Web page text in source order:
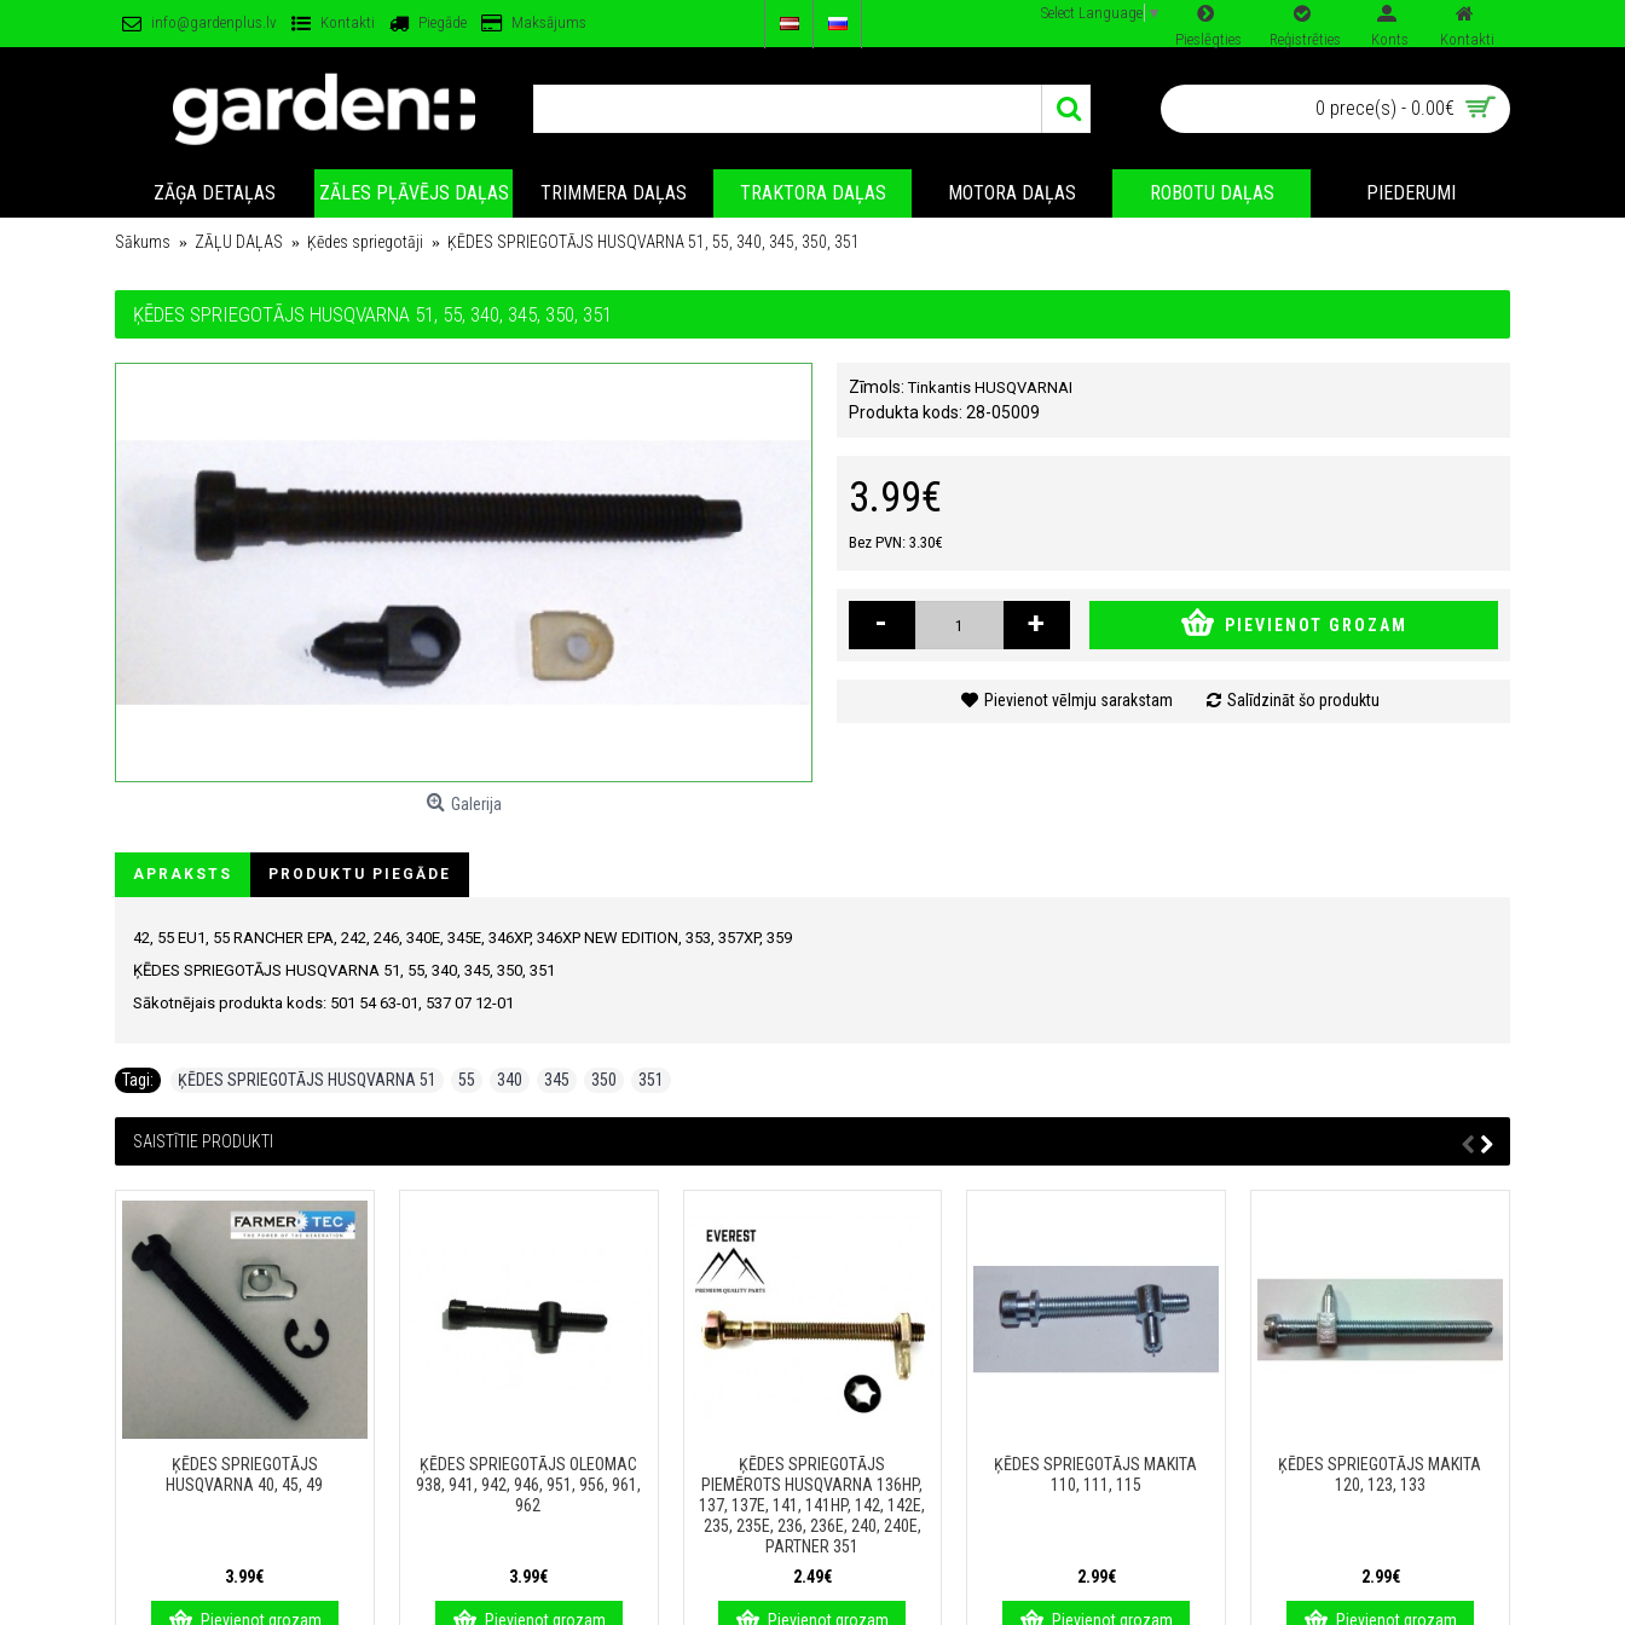
info@gardenplus.lv Kontakti Piegāde Maksājums
Select Language ▼
Pieslēgties
Reģistrēties Konts Kontakti
0 prece(s) - 0.00€
ZĀĢA DETAĻAS ZĀLES PĻĀVĒJS DAĻAS TRIMMERA DAĻAS TRAKTORA DAĻAS MOTORA DAĻAS ROBOTU DAĻAS PIEDERUMI
Sākums ZĀĻU DAĻAS Ķēdes spriegotāji ĶĒDES SPRIEGOTĀJS HUSQVARNA 51, 55, 340, 345, 350, 351
ĶĒDES SPRIEGOTĀJS HUSQVARNA 51, 55, 340, 345, 350, 351
Galerija
Zīmols:Tinkantis HUSQVARNAI
Produkta kods: 28-05009
3.99€
Bez PVN: 3.30€
- + PIEVIENOT GROZAM
Pievienot vēlmju sarakstam Salīdzināt šo produktu
APRAKSTS PRODUKTU PIEGĀDE
42, 55 EU1, 55 RANCHER EPA, 242, 246, 340E, 345E, 346XP, 346XP NEW EDITION, 353, 357XP, 359
ĶĒDES SPRIEGOTĀJS HUSQVARNA 51, 55, 340, 345, 350, 351
Sākotnējais produkta kods: 501 54 63-01, 537 07 12-01
Tagi: ĶĒDES SPRIEGOTĀJS HUSQVARNA 51 55 340 345 350 351
SAISTĪTIE PRODUKTI
ĶĒDES SPRIEGOTĀJS
HUSQVARNA 40, 45, 49
3.99€
Pievienot grozam
ĶĒDES SPRIEGOTĀJS OLEOMAC
938, 941, 942, 946, 951, 956, 961,
962
3.99€
Pievienot grozam
ĶĒDES SPRIEGOTĀJS
PIEMĒROTS HUSQVARNA 136HP,
137, 137E, 141, 141HP, 142, 142E,
235, 235E, 236, 236E, 240, 240E,
PARTNER 351
2.49€
Pievienot grozam
ĶĒDES SPRIEGOTĀJS MAKITA
110, 111, 115
2.99€
Pievienot grozam
ĶĒDES SPRIEGOTĀJS MAKITA
120, 123, 133
2.99€
Pievienot grozam